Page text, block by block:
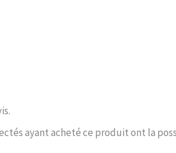
ayant acheté ce produit ont la